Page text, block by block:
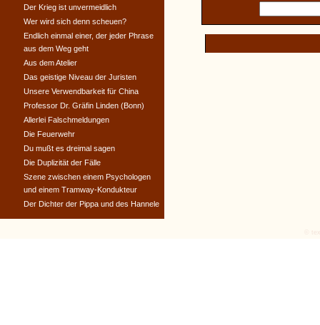
Der Krieg ist unvermeidlich
Wer wird sich denn scheuen?
Endlich einmal einer, der jeder Phrase
aus dem Weg geht
Aus dem Atelier
Das geistige Niveau der Juristen
Unsere Verwendbarkeit für China
Professor Dr. Gräfin Linden (Bonn)
Allerlei Falschmeldungen
Die Feuerwehr
Du mußt es dreimal sagen
Die Duplizität der Fälle
Szene zwischen einem Psychologen
und einem Tramway-Kondukteur
Der Dichter der Pippa und des Hannele